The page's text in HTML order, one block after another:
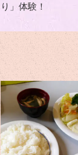
り」体験！